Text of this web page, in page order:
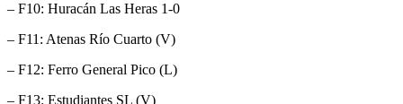
– F10: Huracán Las Heras 1-0
– F11: Atenas Río Cuarto (V)
– F12: Ferro General Pico (L)
– F13: Estudiantes SL (V)